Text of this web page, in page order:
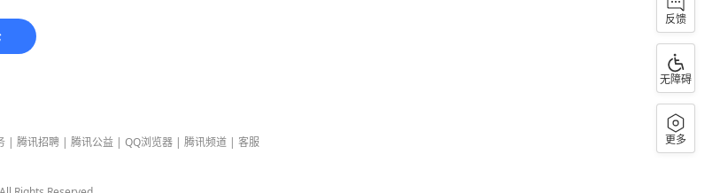
| 腾讯招聘 | 腾讯公益 | QQ浏览器 | 腾讯频道 | 客服
反馈
无障碍
更多